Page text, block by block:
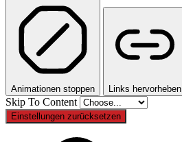
Animationen stoppen Links hervorheben
Skip To Content
Einstellungen zurücksetzen